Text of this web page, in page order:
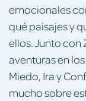
emocionales
qué paisajes y
ellos. Junto con
aventuras en
Miedo, Ira y
mucho sobre